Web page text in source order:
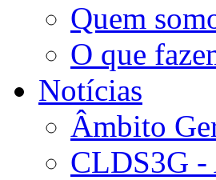
Quem
O que
Notícias
Âmbito
CLDS3G